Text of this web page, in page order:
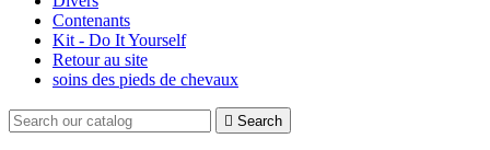
Contenants
Kit - Do It Yourself
Retour au site
soins des pieds de chevaux
 Search